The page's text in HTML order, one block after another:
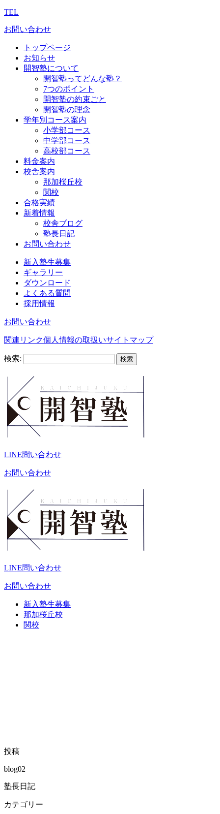
TEL
お問い合わせ
トップページ
お知らせ
開智塾について
開智塾ってどんな塾？
7つのポイント
開智塾の約束ごと
開智塾の理念
学年別コース案内
小学部コース
中学部コース
高校部コース
料金案内
校舎案内
那加桜丘校
関校
合格実績
新着情報
校舎ブログ
塾長日記
お問い合わせ
新入塾生募集
ギャラリー
ダウンロード
よくある質問
採用情報
お問い合わせ
関連リンク個人情報の取扱いサイトマップ
検索:
LINE問い合わせ
お問い合わせ
LINE問い合わせ
お問い合わせ
新入塾生募集
那加桜丘校
関校
投稿
blog02
塾長日記
カテゴリー